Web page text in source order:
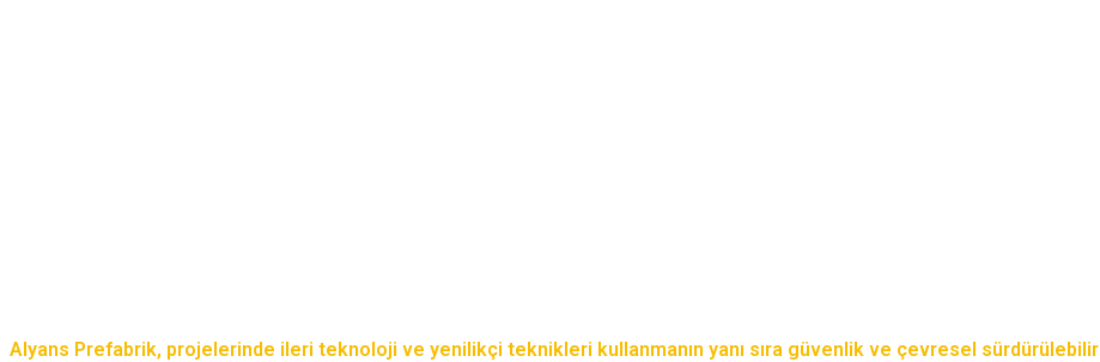
Alyans Prefabrik, projelerinde ileri teknoloji ve yenilikçi teknikleri kullanmanın yanı sıra güvenlik ve çevresel